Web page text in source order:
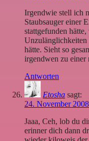
Irgendwie stell ich
Staubsauger einer
stattgefunden
Unzulänglichkeiten
hätte. Sieht so
irgendwen zu einer
Antworten
Etosha sagt:
24. November
Jaaa, Ceh, lob du
erinner dich dann